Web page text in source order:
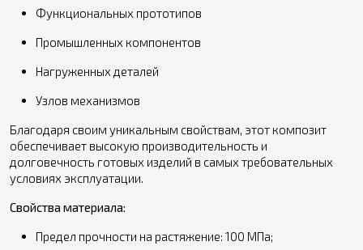
Функциональных прототипов
Промышленных компонентов
Нагруженных деталей
Узлов механизмов
Благодаря своим уникальным свойствам, этот композит
обеспечивает высокую производительность и
долговечность готовых изделий в самых требовательных
условиях эксплуатации.
Свойства материала:
Предел прочности на растяжение: 100 МПа;